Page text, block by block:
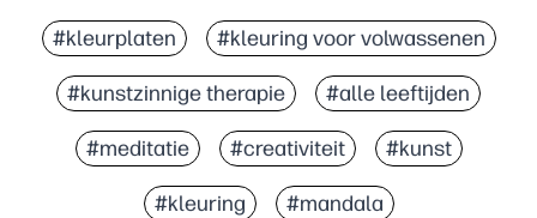
#kleurplaten #kleuring voor volwassenen
#kunstzinnige therapie #alle leeftijden
#meditatie #creativiteit #kunst
#kleuring #mandala